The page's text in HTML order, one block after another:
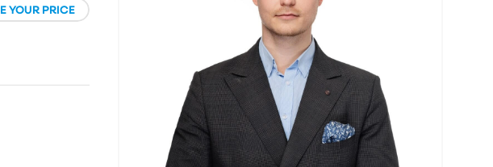
YOUR PRICE